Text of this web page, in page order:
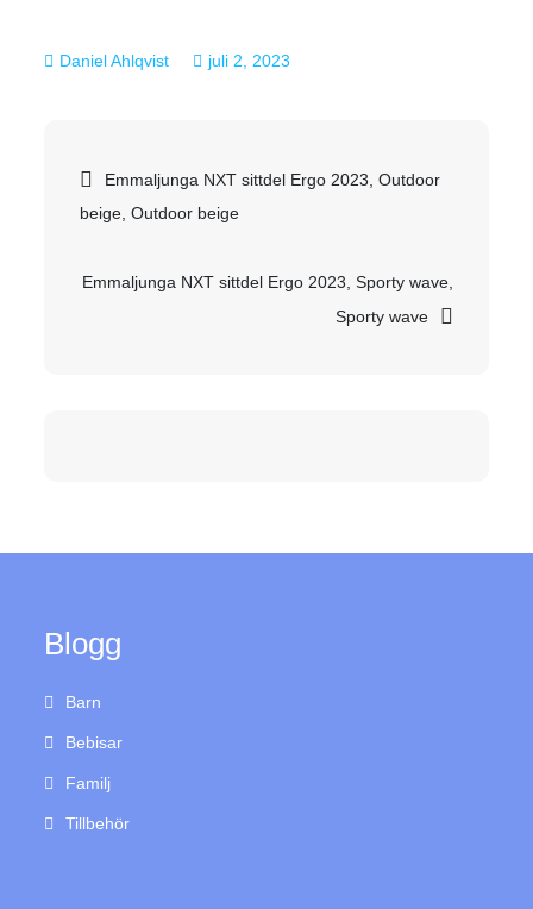
juli 2, 2023
Inläggsnavigering
Emmaljunga NXT sittdel Ergo 2023, Outdoor
beige, Outdoor beige
Emmaljunga NXT sittdel Ergo 2023, Sporty wave,
Sporty wave
Blogg
Barn
Bebisar
Familj
Tillbehör